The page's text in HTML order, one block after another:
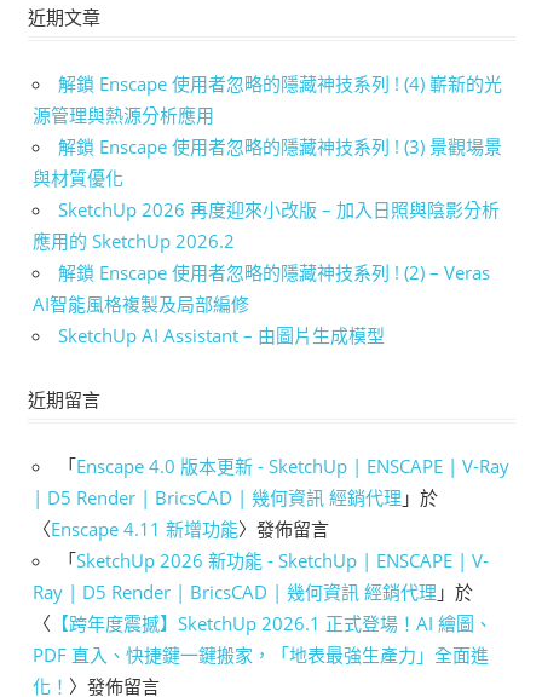
近期文章
解鎖 Enscape 使用者忽略的隱藏神技系列 ! (4) 嶄新的光
源管理與熱源分析應用
解鎖 Enscape 使用者忽略的隱藏神技系列 ! (3) 景觀場景
與材質優化
SketchUp 2026 再度迎來小改版 – 加入日照與陰影分析
應用的 SketchUp 2026.2
解鎖 Enscape 使用者忽略的隱藏神技系列 ! (2) – Veras
AI智能風格複製及局部編修
SketchUp AI Assistant – 由圖片生成模型
近期留言
「Enscape 4.0 版本更新 - SketchUp | ENSCAPE | V-Ray
| D5 Render | BricsCAD | 幾何資訊 經銷代理 」於
〈Enscape 4.11 新增功能〉發佈留言
「SketchUp 2026 新功能 - SketchUp | ENSCAPE | V-
Ray | D5 Render | BricsCAD | 幾何資訊 經銷代理 」於
〈 【跨年度震撼】SketchUp 2026.1 正式登場！AI 繪圖、
PDF 直入、快捷鍵一鍵搬家，「地表最強生產力」全面進
化！ 〉發佈留言